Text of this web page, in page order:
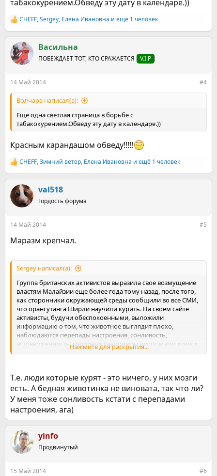
табакокурением.Обведу эту дату в календаре.))
Р
е
к
ц
и
CHEFF,Sergey, Елена Ивановна и ещё 1 человек
Васильна
ПОБЕЖДАЕТ ТОТ, КТО СРАЖАЕТСЯ V.I.P
14 Май 2014 #4
Волчара написал(а):
Еще одна светлая страница в борьбе с
табакокурением.Обведу эту дату в календаре.))
Красным карандашом обведу!!!!!
Р
е
к
ц
и
CHEFF,Зимний ветер, Елена Ивановна и ещё 1 человек
val518
Гордость форума
14 Май 2014 #5
Маразм крепчал.
Sergey написал(а):
Группа британских активистов выразила свое возмущение
властям Малайзии еще более года тому назад, после того,
как сторонники окружающей среды сообщили во все СМИ,
что орангутанга Ширли научили курить. На своем сайте
активисты, будучи обеспокоенными, выложили
информацию о том, что животное выглядит плохо,
наблюдаются перепады настроения, сонливость,
встревоженность. сопровождающиеся симптомами ломки
после тех или иных средств, вызывающих зависимость.
kurit
Нажмите для раскрытия...
Т.е. люди которые курят - это ничего, у них мозги
есть. А бедная животинка не виновата, так что ли?
У меня тоже сонливость кстати с перепадами
настроения, ага)
yinfo
Продвинутый
15 Май 2014 #6